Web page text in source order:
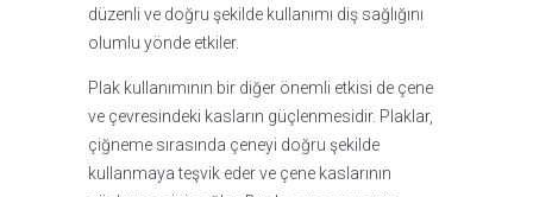
düzenli ve doğru şekilde kullanımı diş sağlığını
olumlu yönde etkiler.
Plak kullanımının bir diğer önemli etkisi de çene
ve çevresindeki kasların güçlenmesidir. Plaklar,
çiğneme sırasında çeneyi doğru şekilde
kullanmaya teşvik eder ve çene kaslarının